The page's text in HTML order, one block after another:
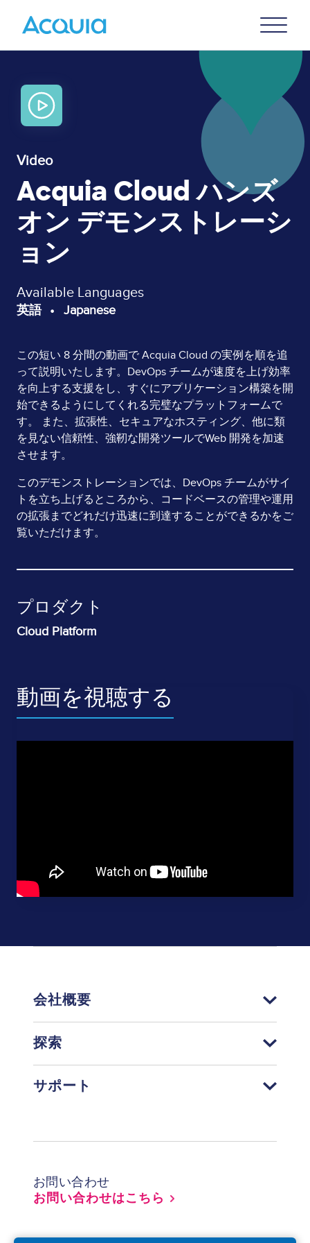
Menu
Video
Acquia Cloud ハンズ
オン デモンストレーシ
ョン
Available Languages
英語 Japanese
Page
Content
この短い 8 分間の動画で Acquia Cloud の実例を順を追
って説明いたします。DevOps チームが速度を上げ効率
を向上する支援をし、すぐにアプリケーション構築を開
始できるようにしてくれる完璧なプラットフォームで
す。 また、拡張性、セキュアなホスティング、他に類
を見ない信頼性、強靭な開発ツールでWeb 開発を加速
させます。
このデモンストレーションでは、DevOps チームがサイ
トを立ち上げるところから、コードベースの管理や運用
の拡張までどれだけ迅速に到達することができるかをご
覧いただけます。
プロダクト
Cloud Platform
動画を視聴する
会社概要
探索
サポート
お問い合わせ
お問い合わせはこちら